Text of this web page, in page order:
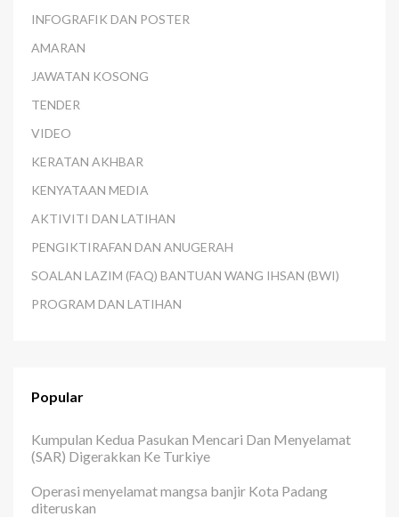
INFOGRAFIK DAN POSTER
AMARAN
JAWATAN KOSONG
TENDER
VIDEO
KERATAN AKHBAR
KENYATAAN MEDIA
AKTIVITI DAN LATIHAN
PENGIKTIRAFAN DAN ANUGERAH
SOALAN LAZIM (FAQ) BANTUAN WANG IHSAN (BWI)
PROGRAM DAN LATIHAN
Popular
Kumpulan Kedua Pasukan Mencari Dan Menyelamat
(SAR) Digerakkan Ke Turkiye
Operasi menyelamat mangsa banjir Kota Padang
diteruskan